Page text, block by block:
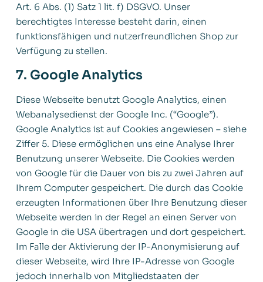
Art. 6 Abs. (1) Satz 1 lit. f) DSGVO. Unser
berechtigtes Interesse besteht darin, einen
funktionsfähigen und nutzerfreundlichen Shop zur
Verfügung zu stellen.
7. Google Analytics
Diese Webseite benutzt Google Analytics, einen
Webanalysedienst der Google Inc. (“Google”).
Google Analytics ist auf Cookies angewiesen – siehe
Ziffer 5. Diese ermöglichen uns eine Analyse Ihrer
Benutzung unserer Webseite. Die Cookies werden
von Google für die Dauer von bis zu zwei Jahren auf
Ihrem Computer gespeichert. Die durch das Cookie
erzeugten Informationen über Ihre Benutzung dieser
Webseite werden in der Regel an einen Server von
Google in die USA übertragen und dort gespeichert.
Im Falle der Aktivierung der IP-Anonymisierung auf
dieser Webseite, wird Ihre IP-Adresse von Google
jedoch innerhalb von Mitgliedstaaten der